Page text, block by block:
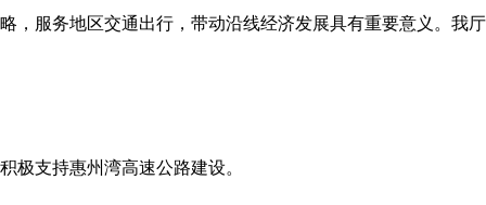
略，服务地区交通出行，带动沿线经济发展具有重要意义。我厅
积极支持惠州湾高速公路建设。